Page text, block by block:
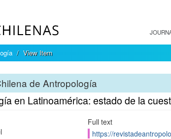
View Item
de Antropología
en Latinoamérica: estado de la
Full text
https://